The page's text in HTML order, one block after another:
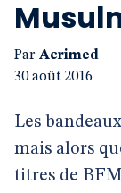
Par Acrimed
30 août 2016
Les
mais alors
titres de